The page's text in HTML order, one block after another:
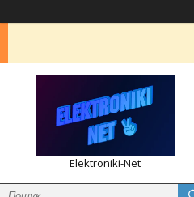
Elektroniki-Net